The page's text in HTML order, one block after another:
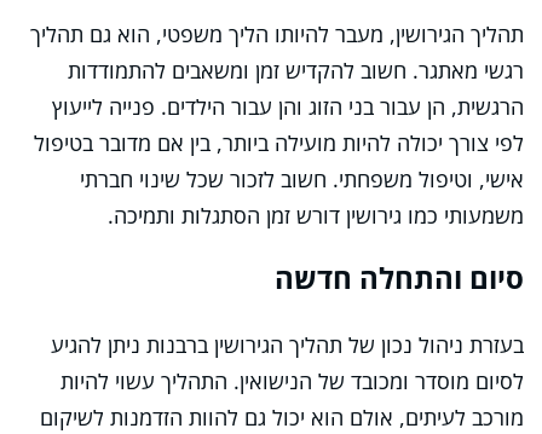
תהליך הגירושין, מעבר להיותו הליך משפטי, הוא גם תהליך
רגשי מאתגר. חשוב להקדיש זמן ומשאבים להתמודדות
הרגשית, הן עבור בני הזוג והן עבור הילדים. פנייה לייעוץ
לפי צורך יכולה להיות מועילה ביותר, בין אם מדובר בטיפול
אישי, וטיפול משפחתי. חשוב לזכור שכל שינוי חברתי
משמעותי כמו גירושין דורש זמן הסתגלות ותמיכה.
סיום והתחלה חדשה
בעזרת ניהול נכון של תהליך הגירושין ברבנות ניתן להגיע
לסיום מוסדר ומכובד של הנישואין. התהליך עשוי להיות
מורכב לעיתים, אולם הוא יכול גם להוות הזדמנות לשיקום